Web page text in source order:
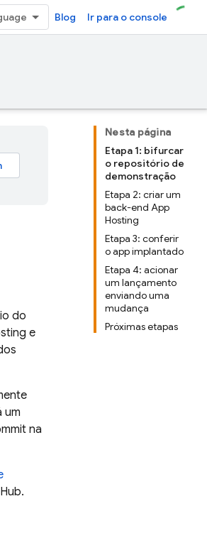
Blog Ir para o console
Nesta página
Etapa 1: bifurcar
o repositório de
demonstração
Etapa 2: criar um
back-end App
Hosting
Etapa 3: conferir
o app implantado
Etapa 4: acionar
um lançamento
enviando uma
mudança
Próximas etapas
do
e
um
na